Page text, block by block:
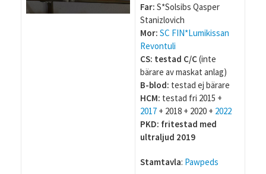
Far: S*Solsibs Qasper
Stanizlovich
Mor: SC FIN*Lumikissan
Revontuli
CS: testad C/C(inte
bärare av maskat anlag)
B-blod: testad ej bärare
HCM: testad fri 2015 +
2017 + 2018 + 2020 + 2022
PKD: fritestad med
ultraljud 2019
Stamtavla: Pawpeds